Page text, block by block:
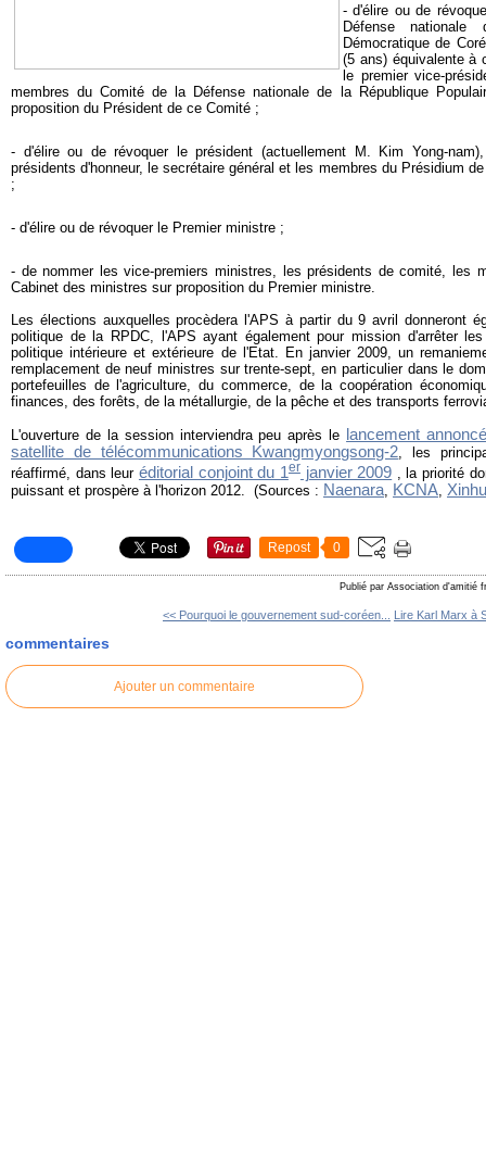
- d'élire ou de
Défense nationale
Démocratique de
(5 ans) équivalente à
le premier vice-
membres du Comité de la Défense nationale de la République
proposition du Président de ce Comité ;
- d'élire ou de révoquer le président (actuellement M. Kim Yong-
présidents d'honneur, le secrétaire général et les membres du Présidium
;
- d'élire ou de révoquer le Premier ministre ;
- de nommer les vice-premiers ministres, les présidents de comité, les
Cabinet des ministres sur proposition du Premier ministre.
Les élections auxquelles procèdera l'APS à partir du 9 avril donneront
politique de la RPDC, l'APS ayant également pour mission d'arrêter
politique intérieure et extérieure de l'Etat. En janvier 2009, un
remplacement de neuf ministres sur trente-sept, en particulier dans le
portefeuilles de l'agriculture, du commerce, de la coopération
finances, des forêts, de la métallurgie, de la pêche et des transports
L'ouverture de la session interviendra peu après le lancement
satellite de télécommunications Kwangmyongsong-2 , les
réaffirmé, dans leur éditorial conjoint du 1erjanvier 2009 , la priorité
puissant et prospère à l'horizon 2012. (Sources : Naenara, KCNA,
Repost 0
Publié par Association d'amitié
<< Pourquoi le gouvernement sud-coréen... Lire Karl Marx à
commentaires
Ajouter un commentaire